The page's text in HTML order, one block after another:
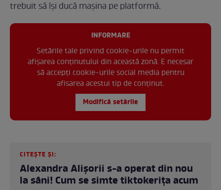
trebuit să își ducă mașina pe platformă.
INFORMARE
Setările tale privind cookie-urile nu permit
afișarea conținutului din această zonă. E necesar
să accepți cookie-urile social media pentru
afisarea acestui tip de conținut.
Modifică setările
CITEȘTE ȘI:
Alexandra Alișorii s-a operat din nou
la sâni! Cum se simte tiktokerița acum